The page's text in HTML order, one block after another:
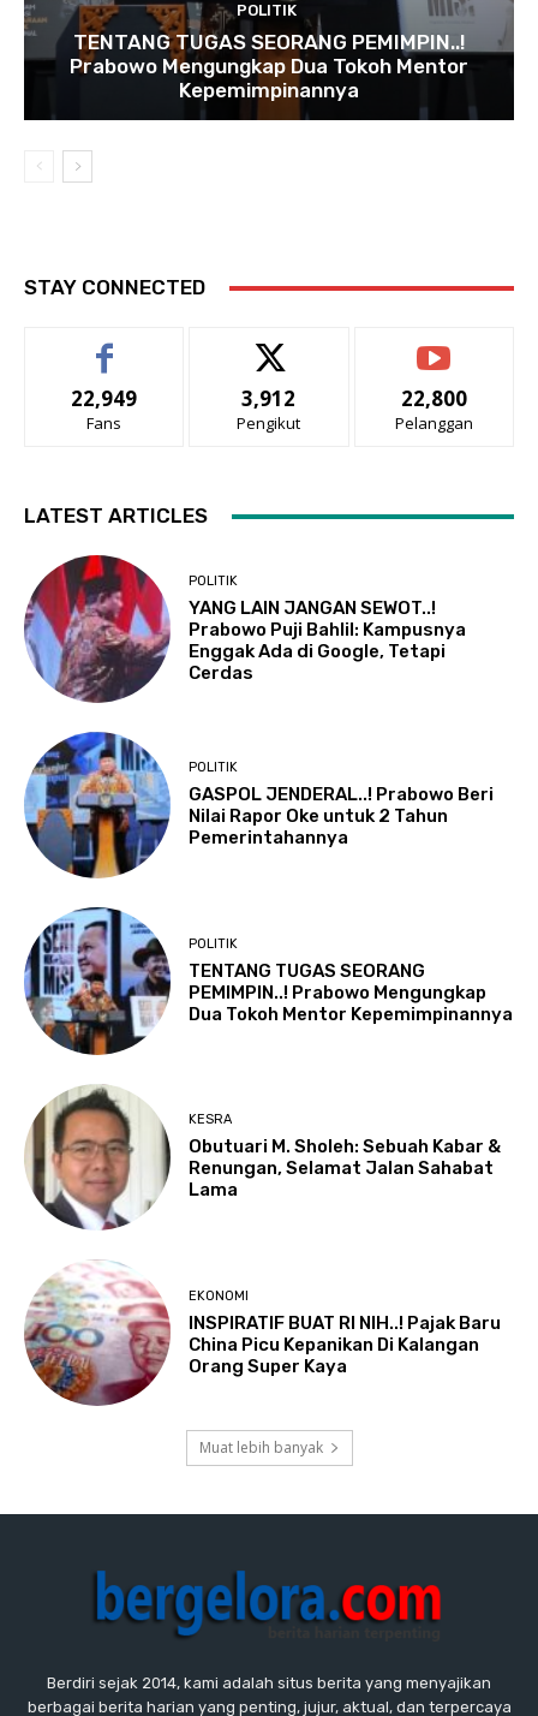
POLITIK
TENTANG TUGAS SEORANG PEMIMPIN..!
Prabowo Mengungkap Dua Tokoh Mentor
Kepemimpinannya
STAY CONNECTED
22,949
Fans
3,912
Pengikut
22,800
Pelanggan
LATEST ARTICLES
POLITIK
YANG LAIN JANGAN SEWOT..!
Prabowo Puji Bahlil: Kampusnya
Enggak Ada di Google, Tetapi
Cerdas
POLITIK
GASPOL JENDERAL..! Prabowo Beri
Nilai Rapor Oke untuk 2 Tahun
Pemerintahannya
POLITIK
TENTANG TUGAS SEORANG
PEMIMPIN..! Prabowo Mengungkap
Dua Tokoh Mentor Kepemimpinannya
KESRA
Obutuari M. Sholeh: Sebuah Kabar &
Renungan, Selamat Jalan Sahabat
Lama
EKONOMI
INSPIRATIF BUAT RI NIH..! Pajak Baru
China Picu Kepanikan Di Kalangan
Orang Super Kaya
Muat lebih banyak
Berdiri sejak 2014, kami adalah situs berita yang menyajikan
berbagai berita harian yang penting, jujur, aktual, dan terpercaya